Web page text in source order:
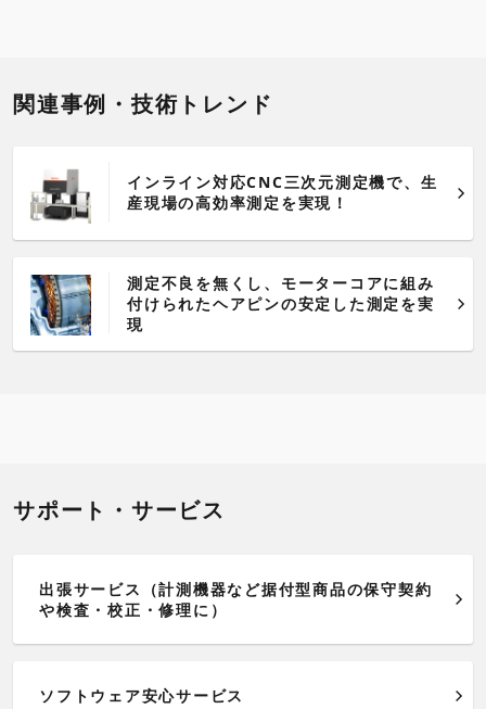
関連事例・技術トレンド
インライン対応CNC三次元測定機で、生
産現場の高効率測定を実現！
測定不良を無くし、モーターコアに組み
付けられたヘアピンの安定した測定を実
現
サポート・サービス
出張サービス（計測機器など据付型商品の保守契約
や検査・校正・修理に）
ソフトウェア安心サービス